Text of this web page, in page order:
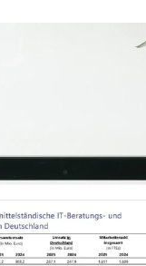
Strategie,
Vortrag,